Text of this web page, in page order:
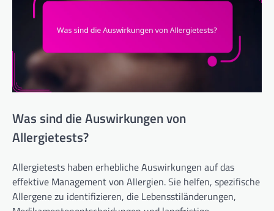
Was sind die Auswirkungen von
Allergietests?
Allergietests haben erhebliche Auswirkungen auf das
effektive Management von Allergien. Sie helfen, spezifische
Allergene zu identifizieren, die Lebensstiländerungen,